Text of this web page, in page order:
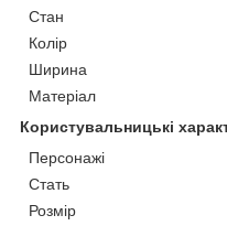
Стан
Колір
Ширина
Матеріал
Користувальницькі
Персонажі
Стать
Розмір